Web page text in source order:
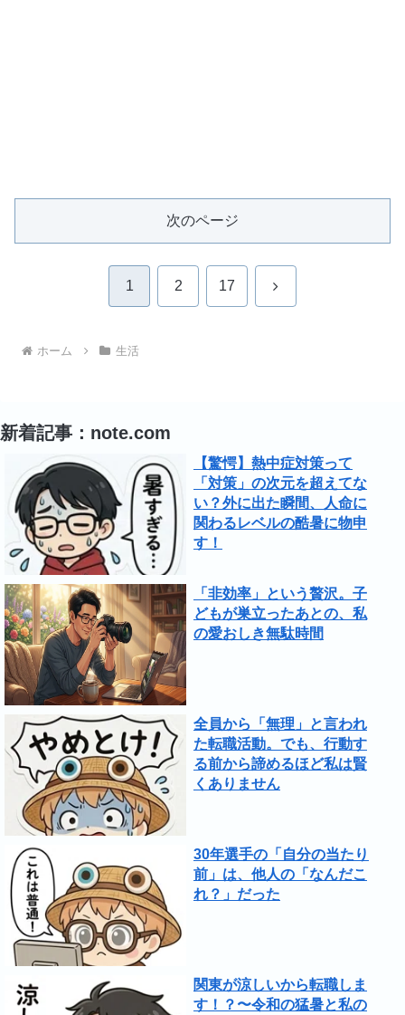
次のページ
1 2 17 次
ホーム 生活
新着記事：note.com
【驚愕】熱中症対策って
「対策」の次元を超えてな
い？外に出た瞬間、人命に
関わるレベルの酷暑に物申
す！
「非効率」という贅沢。子
どもが巣立ったあとの、私
の愛おしき無駄時間
全員から「無理」と言われ
た転職活動。でも、行動す
る前から諦めるほど私は賢
くありません
30年選手の「自分の当たり
前」は、他人の「なんだこ
れ？」だった
関東が涼しいから転職しま
す！？〜令和の猛暑と私の